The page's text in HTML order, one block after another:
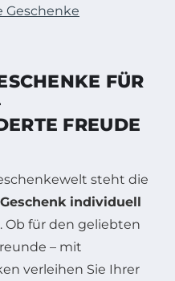
Geschenke
FÜR
FREUDE S
steht die
individuell
Ob für den geliebten
– mit
verleihen Sie Ihrer